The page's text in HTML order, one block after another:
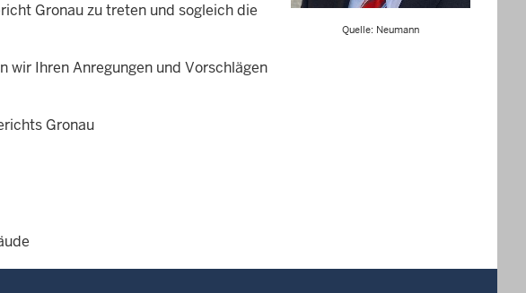
Quelle: Neumann
Gronau zu treten und sogleich die
wir Ihren Anregungen und Vorschlägen
Gronau